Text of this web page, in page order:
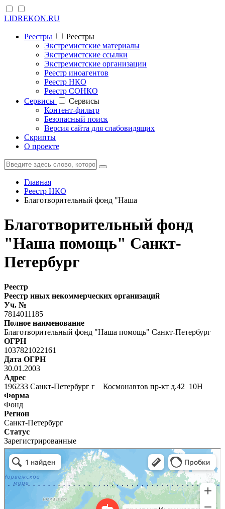
LIDREKON.RU
Реестры
Реестры
Экстремистские материалы
Экстремистские ссылки
Экстремистские организации
Реестр иноагентов
Реестр НКО
Реестр СОНКО
Cервисы
Cервисы
Контент-фильтр
Безопасный поиск
Версия сайта для слабовидящих
Скрипты
О проекте
Главная
Реестр НКО
Благотворительный фонд "Наша
Благотворительный фонд
"Наша помощь" Санкт-
Петербург
Реестр
Реестр иных некоммерческих организаций
Уч. №
7814011185
Полное наименование
Благотворительный фонд "Наша помощь" Санкт-Петербург
ОГРН
1037821022161
Дата ОГРН
30.01.2003
Адрес
196233 Санкт-Петербург г Космонавтов пр-кт д.42 10Н
Форма
Фонд
Регион
Санкт-Петербург
Статус
Зарегистрированные